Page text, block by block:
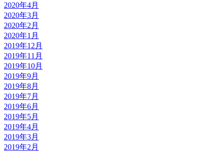
2020年4月
2020年3月
2020年2月
2020年1月
2019年12月
2019年11月
2019年10月
2019年9月
2019年8月
2019年7月
2019年6月
2019年5月
2019年4月
2019年3月
2019年2月